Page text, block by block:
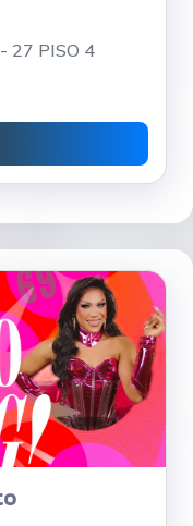
27 PISO 4